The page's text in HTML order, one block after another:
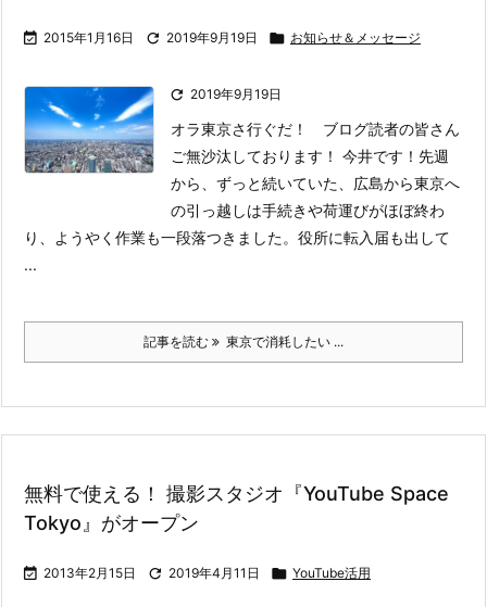
 2015年1月16日  2019年9月19日  お知らせ＆メッセージ
 2019年9月19日
オラ東京さ行ぐだ！ ブログ読者の皆さん
ご無沙汰しております！ 今井です！先週
から、ずっと続いていた、広島から東京へ
の引っ越しは手続きや荷運びがほぼ終わ
り、ようやく作業も一段落つきました。 役所に転入届も出して
...
記事を読む 東京で消耗したい ...
無料で使える！ 撮影スタジオ『YouTube Space
Tokyo』がオープン
 2013年2月15日  2019年4月11日  YouTube活用